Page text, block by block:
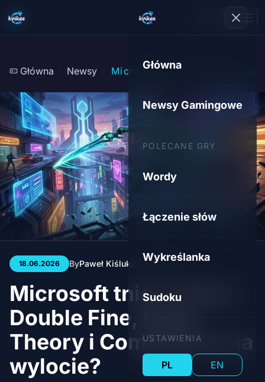
Główna
Newsy Gamingowe
POLECANE GRY
Wordy
Łączenie słów
Wykreślanka
Sudoku
USTAWIENIA
PL EN
Główna Newsy Microsoft tnie w Xbox:
18.06.2026 ByPaweł Kiśluk 3 min 22
Microsoft tnie w Xbox:
Double Fine, Ninja
Theory i Compulsion na
wylocie?